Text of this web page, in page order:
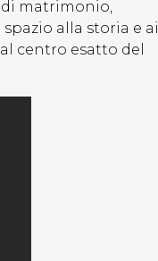
di matrimonio,
alla storia e ai
centro esatto del